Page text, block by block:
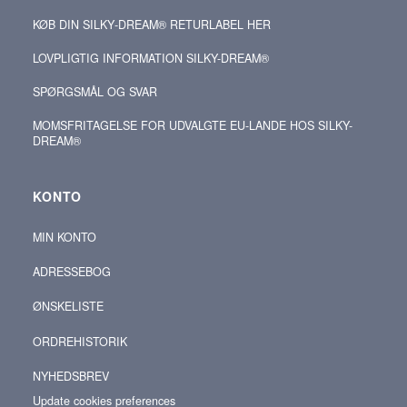
KØB DIN SILKY‑DREAM® RETURLABEL HER
LOVPLIGTIG INFORMATION SILKY-DREAM®
SPØRGSMÅL OG SVAR
MOMSFRITAGELSE FOR UDVALGTE EU-LANDE HOS SILKY-
DREAM®
KONTO
MIN KONTO
ADRESSEBOG
ØNSKELISTE
ORDREHISTORIK
NYHEDSBREV
Update cookies preferences